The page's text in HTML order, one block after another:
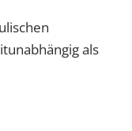
als